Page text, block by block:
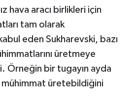
hava aracı birlikleri için
tam olarak
kabul eden Sukharevski, bazı
üretmeye
Örneğin bir tugayın ayda
üretebildiğini